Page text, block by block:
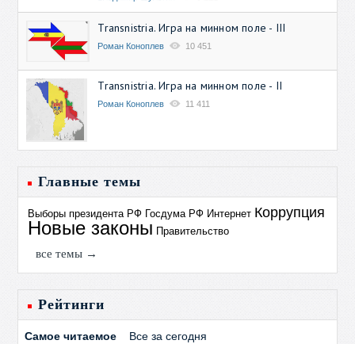
Transnistria. Игра на минном поле - III
Роман Коноплев 10 451
Transnistria. Игра на минном поле - II
Роман Коноплев 11 411
Главные темы
Выборы президента РФ Госдума РФ Интернет Коррупция
Новые законы Правительство
все темы →
Рейтинги
Самое читаемое Все за сегодня